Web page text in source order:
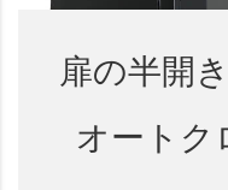
扉の半開
オートク